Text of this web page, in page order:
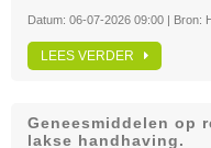
Datum: 06-07-2026 09:00 | Bron:
LEES VERDER
Geneesmiddelen op
lakse handhaving.